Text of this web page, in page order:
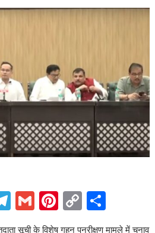
T G
m
Pi C
o
सूची के विशेष गहन पुनरीक्षण मामले में चुनाव